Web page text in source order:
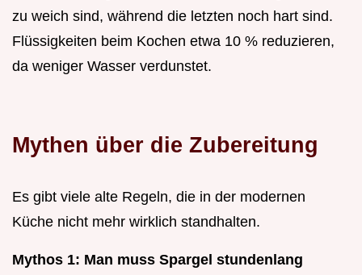
zu weich sind, während die letzten noch hart sind.
Flüssigkeiten beim Kochen etwa 10 % reduzieren,
da weniger Wasser verdunstet.
Mythen über die Zubereitung
Es gibt viele alte Regeln, die in der modernen
Küche nicht mehr wirklich standhalten.
Mythos 1: Man muss Spargel stundenlang